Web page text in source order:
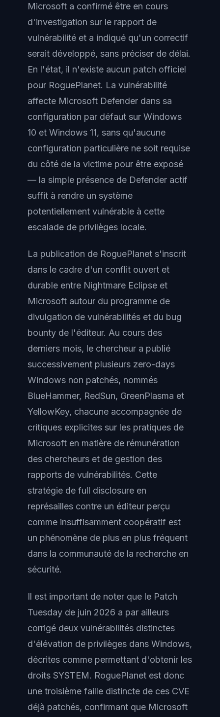
Microsoft a confirmé être en cours
d'investigation sur le rapport de
vulnérabilité et a indiqué qu'un correctif
serait développé, sans préciser de délai.
En l'état, il n'existe aucun patch officiel
pour RoguePlanet. La vulnérabilité
affecte Microsoft Defender dans sa
configuration par défaut sur Windows
10 et Windows 11, sans qu'aucune
configuration particulière ne soit requise
du côté de la victime pour être exposé
— la simple présence de Defender actif
suffit à rendre un système
potentiellement vulnérable à cette
escalade de privilèges locale.
La publication de RoguePlanet s'inscrit
dans le cadre d'un conflit ouvert et
durable entre Nightmare Eclipse et
Microsoft autour du programme de
divulgation de vulnérabilités et du bug
bounty de l'éditeur. Au cours des
derniers mois, le chercheur a publié
successivement plusieurs zero-days
Windows non patchés, nommés
BlueHammer, RedSun, GreenPlasma et
YellowKey, chacune accompagnée de
critiques explicites sur les pratiques de
Microsoft en matière de rémunération
des chercheurs et de gestion des
rapports de vulnérabilités. Cette
stratégie de full disclosure en
représailles contre un éditeur perçu
comme insuffisamment coopératif est
un phénomène de plus en plus fréquent
dans la communauté de la recherche en
sécurité.
Il est important de noter que le Patch
Tuesday de juin 2026 a par ailleurs
corrigé deux vulnérabilités distinctes
d'élévation de privilèges dans Windows,
décrites comme permettant d'obtenir les
droits SYSTEM. RoguePlanet est donc
une troisième faille distincte de ces CVE
déjà patchés, confirmant que Microsoft